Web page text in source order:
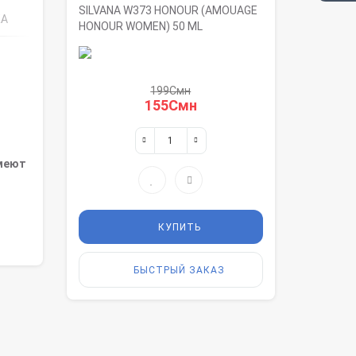
SILVANA W373 HONOUR (AMOUAGE
HONOUR WOMEN) 50 ML
199Смн
155Смн
КУПИТЬ
БЫСТРЫЙ ЗАКАЗ